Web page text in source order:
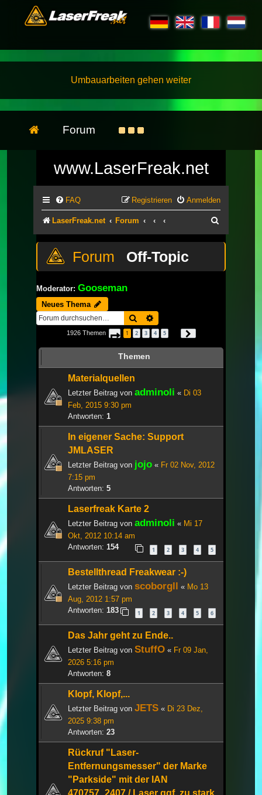
Umbauarbeiten gehen weiter
Forum
www.LaserFreak.net
FAQ Anmelden
Registrieren
LaserFreak.net Forum
Off-Topic
Moderator: Gooseman
Neues Thema
Suche
1926 Themen Seite 1von 65
1 2 3 4 5
Themen
Materialquellen
Letzter Beitrag von adminoli « Di 03
Feb, 2015 9:30 pm
Antworten: 1
In eigener Sache: Support
JMLASER
Letzter Beitrag von jojo « Fr 02 Nov, 2012
7:15 pm
Antworten: 5
Laserfreak Karte 2
Letzter Beitrag von adminoli « Mi 17
Okt, 2012 10:14 am
Antworten: 154 1 2 3 4 5
Bestellthread Freakwear :-)
Letzter Beitrag von scoborgll « Mo 13
Aug, 2012 1:57 pm
Antworten: 183 1 2 3 4 5 6
Das Jahr geht zu Ende..
Letzter Beitrag von StuffO « Fr 09 Jan,
2026 5:16 pm
Antworten: 8
Klopf, Klopf,...
Letzter Beitrag von JETS « Di 23 Dez,
2025 9:38 pm
Antworten: 23
Rückruf "Laser-
Entfernungsmesser" der Marke
"Parkside" mit der IAN